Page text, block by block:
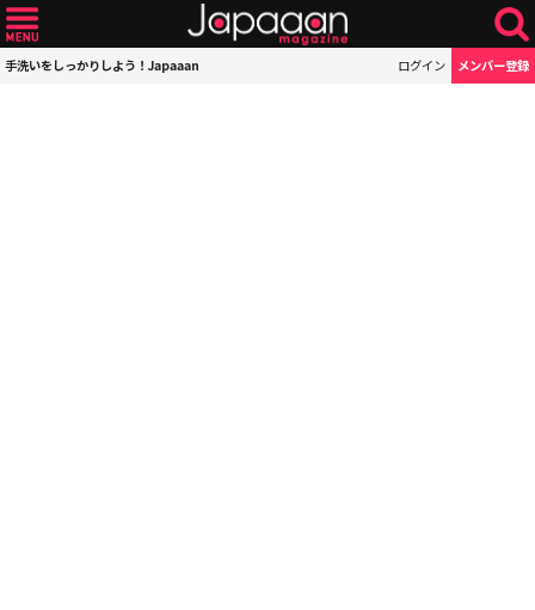
手洗いをしっかりしよう！Japaaan ログイン メンバー登録